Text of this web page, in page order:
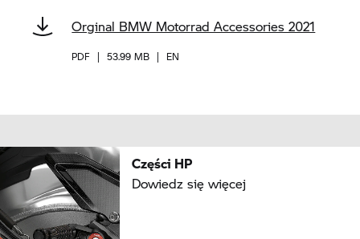
Orginal BMW Motorrad Accessories 2021
PDF | 53.99 MB | EN
Części HP
Dowiedz się więcej